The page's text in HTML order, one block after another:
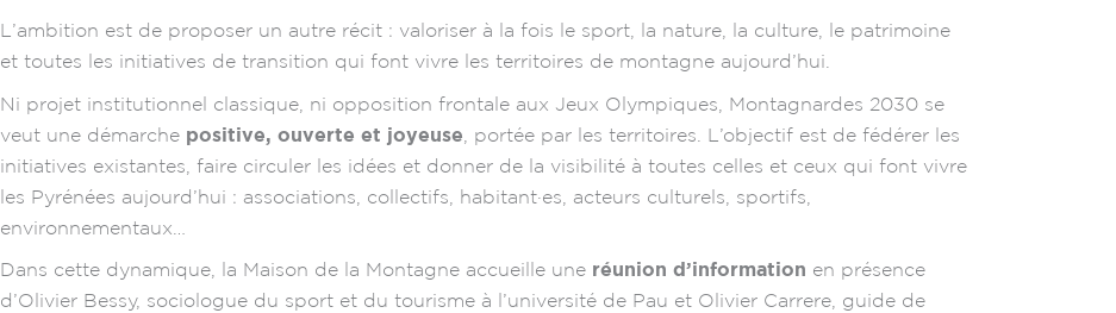
L’ambition est de proposer un autre récit : valoriser à la fois le sport, la nature, la culture, le patrimoine
et toutes les initiatives de transition qui font vivre les territoires de montagne aujourd’hui.
Ni projet institutionnel classique, ni opposition frontale aux Jeux Olympiques, Montagnardes 2030 se
veut une démarche positive, ouverte et joyeuse , portée par les territoires. L’objectif est de fédérer les
initiatives existantes, faire circuler les idées et donner de la visibilité à toutes celles et ceux qui font vivre
les Pyrénées aujourd’hui : associations, collectifs, habitant·es, acteurs culturels, sportifs,
environnementaux…
Dans cette dynamique, la Maison de la Montagne accueille une réunion d’information en présence
d’Olivier Bessy, sociologue du sport et du tourisme à l’université de Pau et Olivier Carrere, guide de